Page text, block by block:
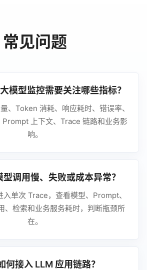
常见问题
模型监控需要关注哪些指标？
、Token 消耗、响应耗时、错误率、
Prompt 上下文、Trace 链路和业务影
响。
调用慢、失败或成本异常？
单次 Trace，查看模型、Prompt、
、检索和业务服务耗时，判断瓶颈所
在。
何接入 LLM 应用链路？